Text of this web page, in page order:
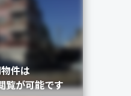
件は
覧が可能です